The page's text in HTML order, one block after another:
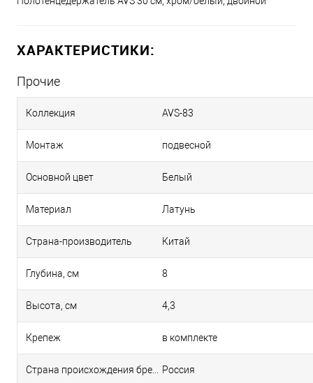
ХАРАКТЕРИСТИКИ:
Прочие
Коллекция AVS-83
Монтаж подвесной
Основной цвет Белый
Материал Латунь
Страна-производитель Китай
Глубина, см 8
Высота, см 4,3
Крепеж в комплекте
Россия